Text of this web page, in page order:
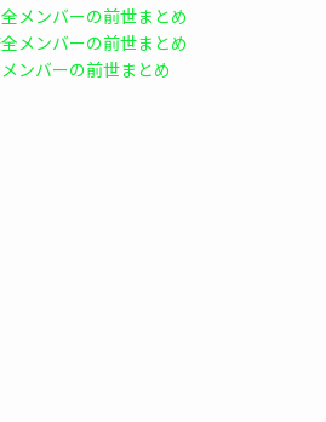
メンバーの前世まとめ
メンバーの前世まとめ
ンバーの前世まとめ